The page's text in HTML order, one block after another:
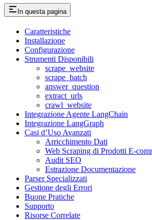
In questa pagina
Caratteristiche
Installazione
Configurazione
Strumenti Disponibili
scrape_website
scrape_batch
answer_question
extract_urls
crawl_website
Integrazione Agente LangChain
Integrazione LangGraph
Casi d’Uso Avanzati
Arricchimento Dati
Web Scraping di Prodotti E-
Audit SEO
Estrazione Documentazione
Parser Specializzati
Gestione degli Errori
Buone Pratiche
Supporto
Risorse Correlate